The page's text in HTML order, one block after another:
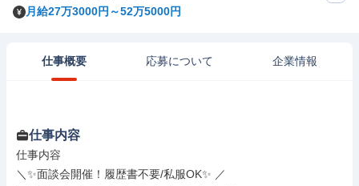
月給27万3000円～52万5000円
仕事概要 応募について 企業情報
仕事内容
仕事内容
＼✨面談会開催！履歴書不要/私服OK✨ ／